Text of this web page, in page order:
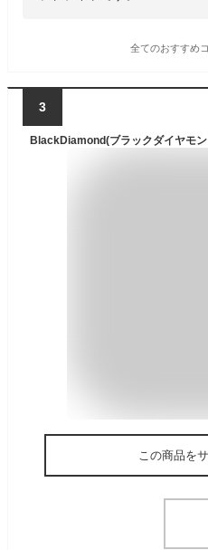
全てのおすすめ
3
BlackDiamond(ブラックダイヤモ
この商品を